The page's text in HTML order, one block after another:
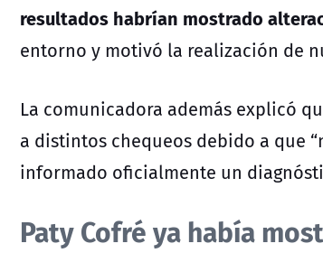
resultados habrían mostrado
entorno y motivó la realización de
La comunicadora además explicó
a distintos chequeos debido a que
informado oficialmente un
Paty Cofré ya había